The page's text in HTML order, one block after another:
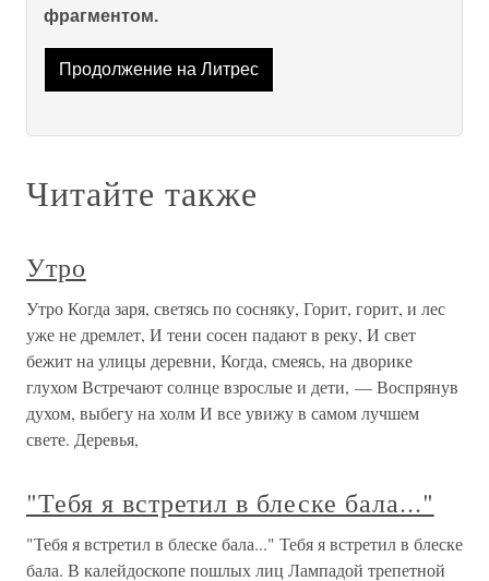
фрагментом.
Продолжение на Литрес
Читайте также
Утро
Утро Когда заря, светясь по сосняку, Горит, горит, и лес
уже не дремлет, И тени сосен падают в реку, И свет
бежит на улицы деревни, Когда, смеясь, на дворике
глухом Встречают солнце взрослые и дети, — Воспрянув
духом, выбегу на холм И все увижу в самом лучшем
свете. Деревья,
"Тебя я встретил в блеске бала..."
"Тебя я встретил в блеске бала..." Тебя я встретил в блеске
бала. В калейдоскопе пошлых лиц Лампадой трепетной